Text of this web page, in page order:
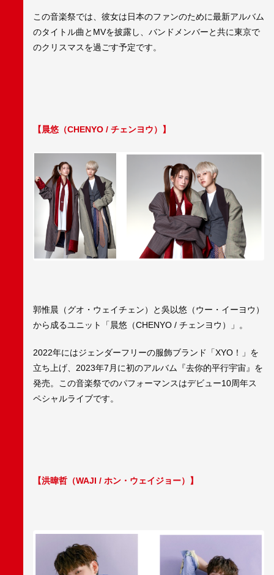
この音楽祭では、彼女は日本のファンのために最新アルバム
のタイトル曲とMVを披露し、バンドメンバーと共に東京で
のクリスマスを過ごす予定です。
【晨悠（CHENYO / チェンヨウ）】
郭惟晨（グオ・ウェイチェン）と吳以悠（ウー・イーヨウ）
から成るユニット「晨悠（CHENYO / チェンヨウ）」。
2022年にはジェンダーフリーの服飾ブランド「XYO！」を
立ち上げ、2023年7月に初のアルバム『去你的平行宇宙』を
発売。この音楽祭でのパフォーマンスはデビュー10周年ス
ペシャルライブです。
【洪暐哲（WAJI / ホン・ウェイジョー）】